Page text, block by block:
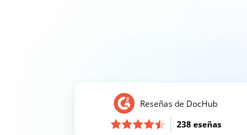
Reseñas de DocHub
238 eseñas